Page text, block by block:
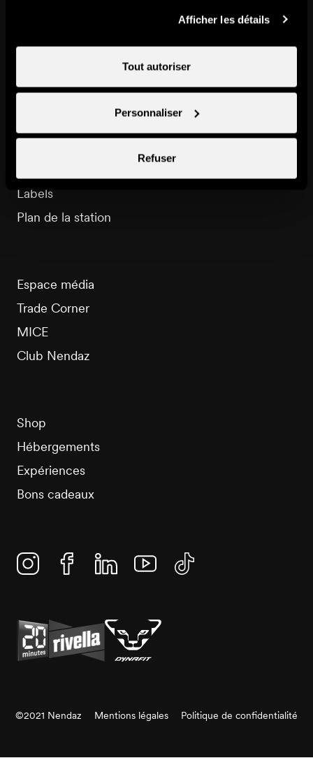
Afficher les détails
Tout autoriser
Personnaliser
Refuser
Nendaz
Tourisme
Nous contacter
Brochures
Labels
Plan de la station
Espace média
Trade Corner
MICE
Club Nendaz
Shop
Hébergements
Expériences
Bons cadeaux
©2021 Nendaz Mentions légales Politique de confidentialité